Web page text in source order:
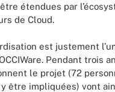
étendues par
de Cloud.
est justement
Pendant trois
le projet (72
être impliquées) vont